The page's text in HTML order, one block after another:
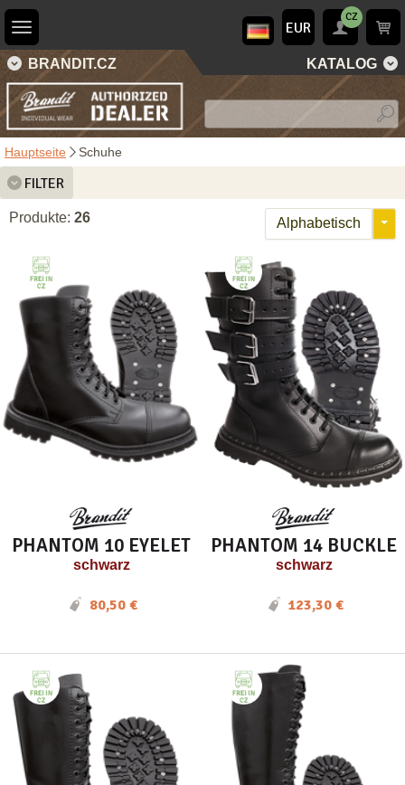
EUR
CZ
BRANDIT.CZ KATALOG
Hauptseite Schuhe
FILTER
Produkte: 26 Alphabetisch
PHANTOM 10 EYELET
schwarz
80,50 €
PHANTOM 14 BUCKLE
schwarz
123,30 €